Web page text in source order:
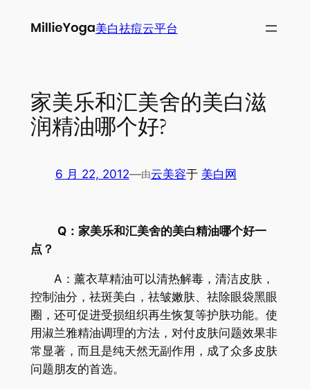
美白祛痘云平台
家美乐和汇美舍的美白滋
润精油哪个好?
6 月 22, 2012—由云美容于 美白网
Q：家美乐和汇美舍的美白精油哪个好一
点？
A：薰衣草精油可以清热解毒，清洁皮肤，
控制油分，祛斑美白，祛皱嫩肤、祛除眼袋黑眼
圈，还可促进受损组织再生恢复等护肤功能。使
用淑兰雅精油调理的方法，对付皮肤问题效果非
常显著，而且是纯天然无副作用，成了众多皮肤
问题朋友的首选。